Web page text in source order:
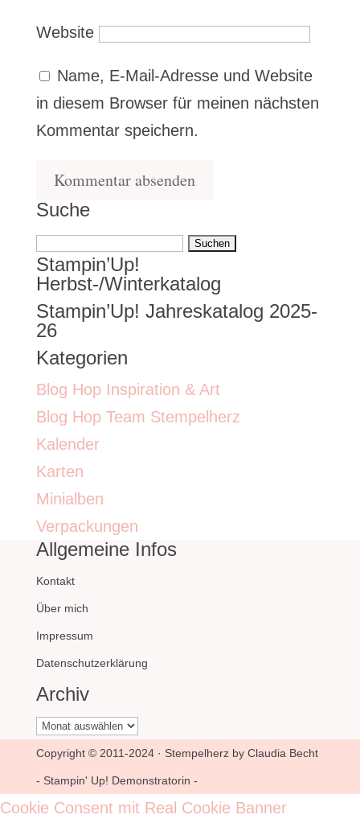
Website
Name, E-Mail-Adresse und Website
in diesem Browser für meinen nächsten
Kommentar speichern.
Suche
Suchen
nach:
Stampin’Up!
Herbst-/Winterkatalog
Stampin’Up! Jahreskatalog 2025-
26
Kategorien
Blog Hop Inspiration & Art
Blog Hop Team Stempelherz
Kalender
Karten
Minialben
Verpackungen
Allgemeine Infos
Kontakt
Über mich
Impressum
Datenschutzerklärung
Archiv
Archiv
Copyright © 2011-2024 · Stempelherz by Claudia Becht
- Stampin' Up! Demonstratorin -
Cookie Consent mit Real Cookie Banner